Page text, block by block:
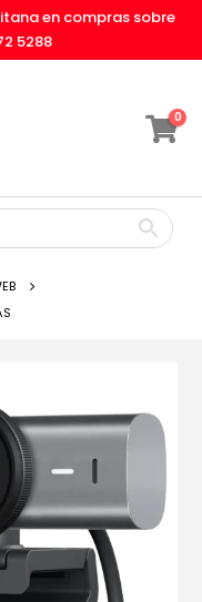
en compras sobre
5288
0